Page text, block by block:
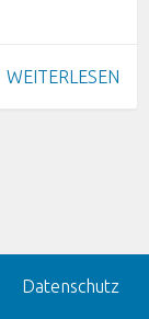
WEITERLESEN
Datenschutz